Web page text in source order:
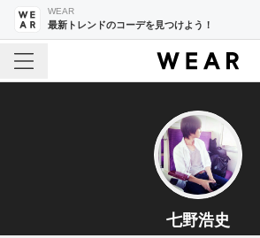
WEAR
最新トレンドのコーデを見つけよう！
七野浩史